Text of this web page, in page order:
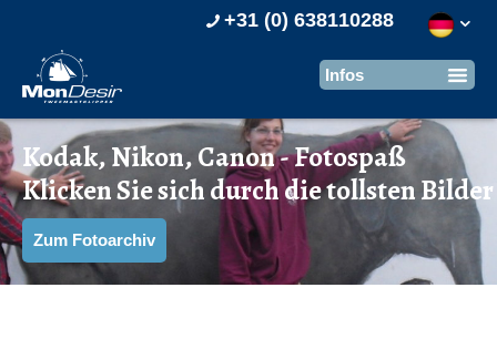
+31 (0) 638110288
Kodak, Nikon, Canon - Fotospaß
Klicken Sie sich durch die tollsten Bilder
Zum Fotoarchiv